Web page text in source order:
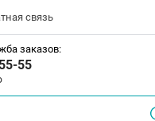
связь
заказов:
55